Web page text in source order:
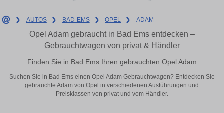
❯ AUTOS ❯ BAD-EMS ❯ OPEL ❯ ADAM
Opel Adam gebraucht in Bad Ems entdecken –
Gebrauchtwagen von privat & Händler
Finden Sie in Bad Ems Ihren gebrauchten Opel Adam
Suchen Sie in Bad Ems einen Opel Adam Gebrauchtwagen? Entdecken Sie
gebrauchte Adam von Opel in verschiedenen Ausführungen und
Preisklassen von privat und vom Händler.